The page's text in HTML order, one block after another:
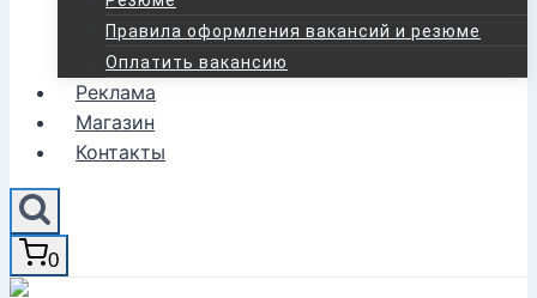
Правила оформления вакансий и резюме
Оплатить вакансию
Реклама
Магазин
Контакты
0